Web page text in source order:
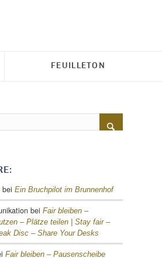
FEUILLETON
bei Ein Bruchpilot im Brunnenhof
bei Fair bleiben –
– Plätze teilen | Stay fair –
Disc – Share Your Desks
Fair bleiben – Pausenscheibe